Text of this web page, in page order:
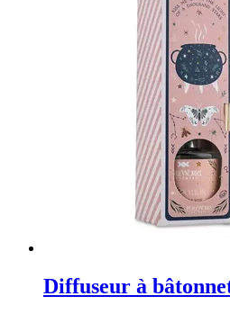
Diffuseur à